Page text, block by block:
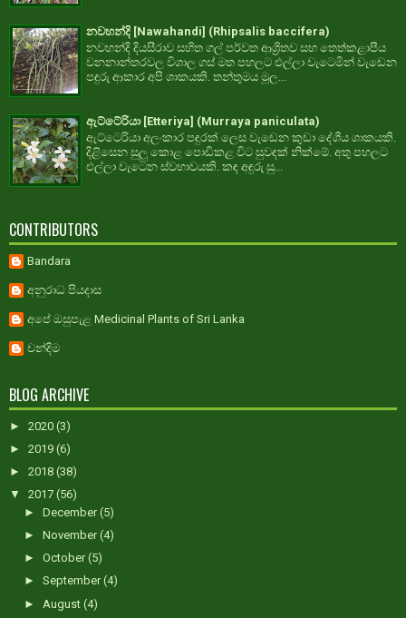
නවහන්දි [Nawahandi] (Rhipsalis baccifera)
නවහන්දි දියසීරාව සහිත ගල් පර්වත ආශ්‍රිතව සහ තෙත්කළාපීය
වනනාන්තරවල විශාල ගස් මත පහලට එල්ලා වැටෙමින් වැඩෙන
පඳුරු ආකාර අපි ශාකයකි. තන්තුමය මූල...
ඇට්ටේරියා [Etteriya] (Murraya paniculata)
ඇට්ටෙරියා අලංකාර පඳුරක් ලෙස වැඩෙන කුඩා දේශීය ශාකයකි.
දිළිසෙන සුලු කොළ පොඩිකළ විට සුවඳක් නික්මේ. අතු පහලට
එල්ලා වැටෙන ස්වභාවයකි. කඳ අඳුරු සු...
CONTRIBUTORS
Bandara
අනුරාධ පියදාස
අපේ ඔසුපැළ Medicinal Plants of Sri Lanka
චන්දිම
BLOG ARCHIVE
► 2020 (3)
► 2019 (6)
► 2018 (38)
▼ 2017 (56)
► December(5)
► November(4)
► October(5)
► September(4)
► August (4)